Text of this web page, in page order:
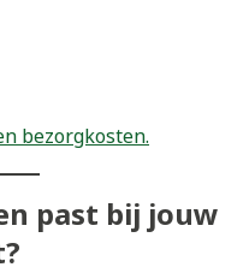
bezorgkosten.
past bij jouw